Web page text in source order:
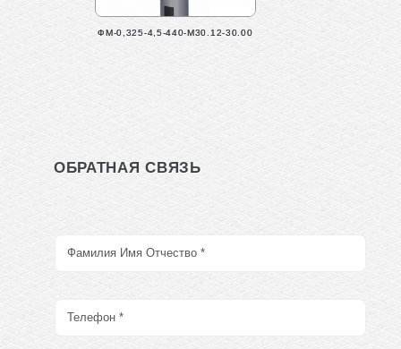
ФМ-0,325-4,5-440-М30.12-30.00
ОБРАТНАЯ СВЯЗЬ